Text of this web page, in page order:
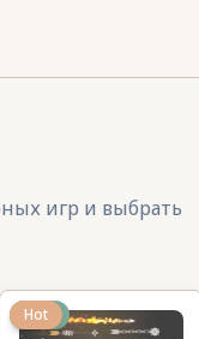
игр и выбрать
New
Hot